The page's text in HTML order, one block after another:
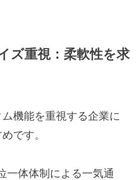
ズ重視：柔軟性を求
機能を重視する企業に
です。
一体体制による一気通